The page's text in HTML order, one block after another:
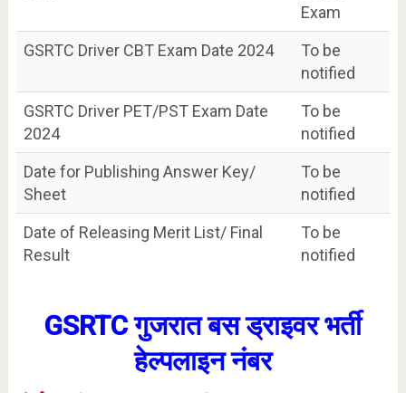
Exam
GSRTC Driver CBT Exam Date 2024
To be
notified
GSRTC Driver PET/PST Exam Date
2024
To be
notified
Date for Publishing Answer Key/
Sheet
To be
notified
Date of Releasing Merit List/ Final
Result
To be
notified
GSRTC गुजरात बस ड्राइवर भर्ती
हेल्पलाइन नंबर